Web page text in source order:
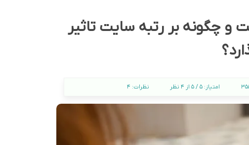
ارتباط فروشگاه با نرم افزار
حسابداری
چگونه بر رتبه سایت تاثیر
امتیاز: 5 / 5 از 4 نظر نظرات: 4